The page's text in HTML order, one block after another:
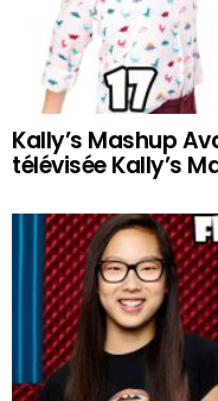
Kally’s Mashup
télévisée Kally’s